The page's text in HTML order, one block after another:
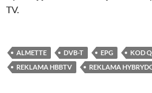
TV.
ALMETTE DVB-T EPG KOD
REKLAMA HBBTV
REKLAMA